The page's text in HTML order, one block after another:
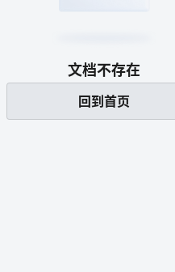
文档不存在
回到首页